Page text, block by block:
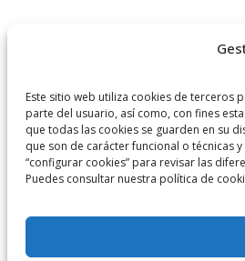
Este sitio web utiliza cookies de terceros
parte del usuario, así como, con fines
que todas las cookies se guarden en su
que son de carácter funcional o técnicas
“configurar cookies” para revisar las
Puedes consultar nuestra política de